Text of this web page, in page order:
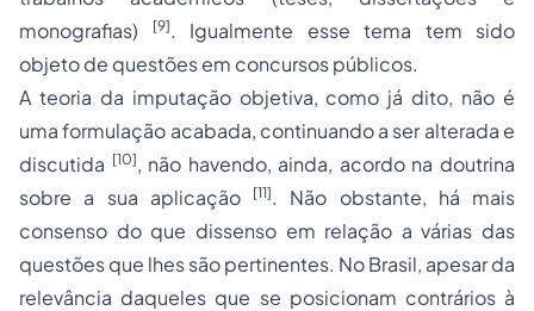
monografias)
[9]. Igualmente esse tema tem sido
objeto de questões em concursos públicos.
A teoria da imputação objetiva, como já dito, não é
uma formulação acabada, continuando a ser alterada e
discutida [10], não havendo, ainda, acordo na doutrina
sobre a sua aplicação
[11]. Não obstante, há mais
consenso do que dissenso em relação a várias das
questões que lhes são pertinentes. No Brasil, apesar da
relevância daqueles que se posicionam contrários à